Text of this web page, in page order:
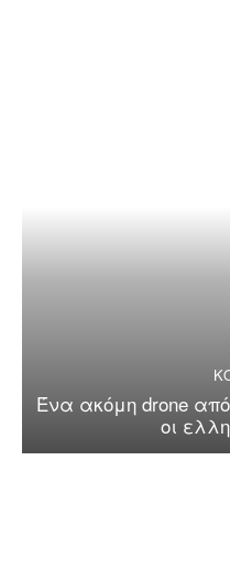
Ένα ακόμη drone
οι